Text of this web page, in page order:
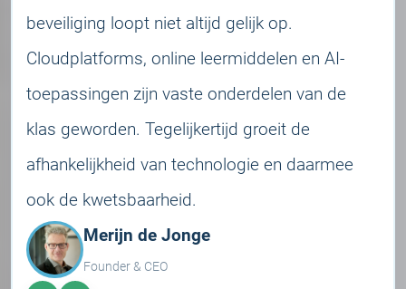
beveiliging loopt niet altijd gelijk op.
Cloudplatforms, online leermiddelen en AI-
toepassingen zijn vaste onderdelen van de
klas geworden. Tegelijkertijd groeit de
afhankelijkheid van technologie en daarmee
ook de kwetsbaarheid.
Merijn de Jonge
Founder & CEO